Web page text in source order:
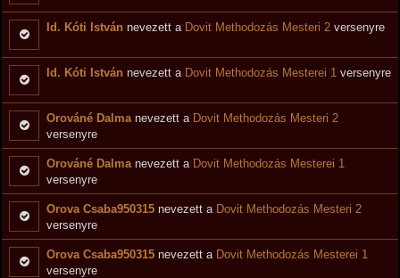
Id. Kóti István nevezett a Dovit Methodozás Mesteri 2 versenyre
Id. Kóti István nevezett a Dovit Methodozás Mesterei 1 versenyre
Orováné Dalma nevezett a Dovit Methodozás Mesteri 2
versenyre
Orováné Dalma nevezett a Dovit Methodozás Mesterei 1
versenyre
Orova Csaba950315 nevezett a Dovit Methodozás Mesteri 2
versenyre
Orova Csaba950315 nevezett a Dovit Methodozás Mesterei 1
versenyre